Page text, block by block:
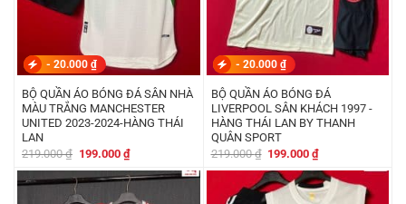
- 20.000 ₫
BỘ QUẦN ÁO BÓNG ĐÁ SÂN NHÀ
MÀU TRẮNG MANCHESTER
UNITED 2023-2024-HÀNG THÁI
LAN
219.000₫ Giá
là:
219.000 ₫.
199.000 ₫Giá
hiện
tại
là:
199.000 ₫.
- 20.000 ₫
BỘ QUẦN ÁO BÓNG ĐÁ
LIVERPOOL SÂN KHÁCH 1997 -
HÀNG THÁI LAN BY THANH
QUÂN SPORT
219.000₫ Giá
là:
219.000 ₫.
199.000₫Giá
tại
là:
199.000 ₫.